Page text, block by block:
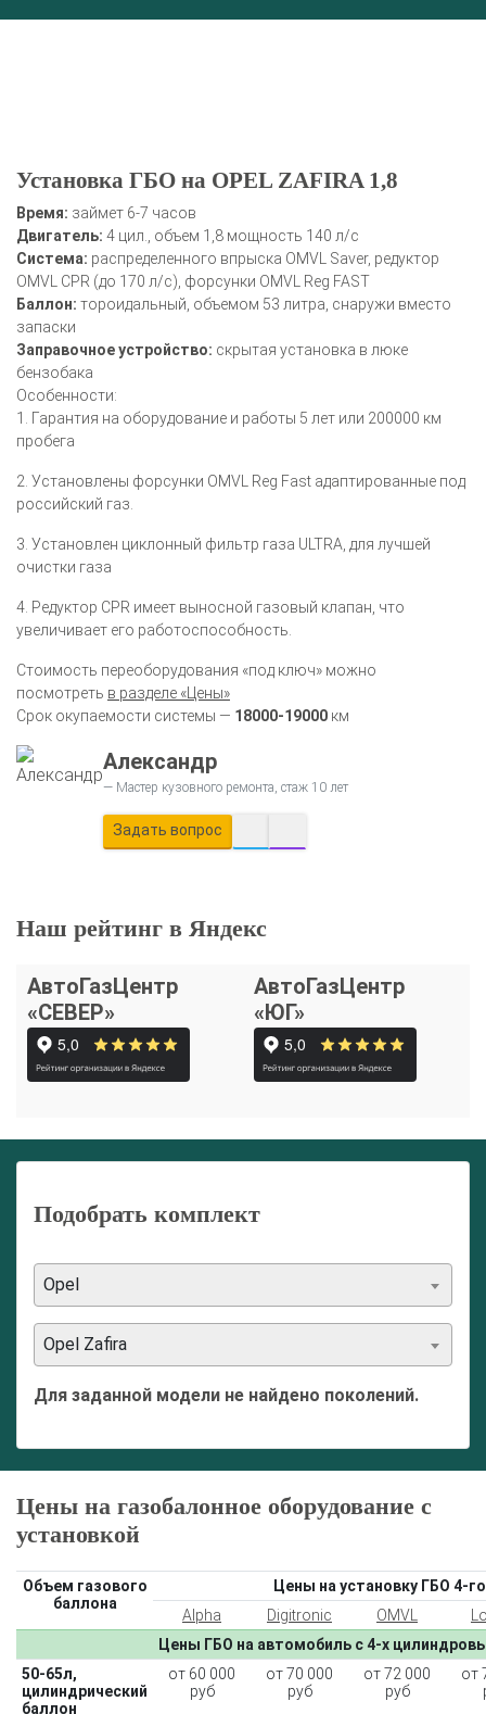
Установка ГБО на OPEL ZAFIRA 1,8
Время: займет 6-7 часов
Двигатель: 4 цил., объем 1,8 мощность 140 л/с
Система: распределенного впрыска OMVL Saver, редуктор
OMVL CPR (до 170 л/с), форсунки OMVL Reg FAST
Баллон: тороидальный, объемом 53 литра, снаружи вместо
запаски
Заправочное устройство: скрытая установка в люке
бензобака
Особенности:
1. Гарантия на оборудование и работы 5 лет или 200000 км
пробега
2. Установлены форсунки OMVL Reg Fast адаптированные под
российский газ.
3. Установлен циклонный фильтр газа ULTRA, для лучшей
очистки газа
4. Редуктор CPR имеет выносной газовый клапан, что
увеличивает его работоспособность.
Стоимость переоборудования «под ключ» можно
посмотреть в разделе «Цены»
Срок окупаемости системы — 18000-19000 км
Александр
Мастер кузовного ремонта, стаж 10 лет
Задать вопрос
Наш рейтинг в Яндекс
АвтоГазЦентр
«СЕВЕР»
АвтоГазЦентр
«ЮГ»
Подобрать комплект
Opel
Opel Zafira
Для заданной модели не найдено поколений.
Цены на газобалонное оборудование с
установкой
Объем газового
баллона
Цены на установку ГБО 4-
Alpha
Digitronic OMVL
Цены ГБО на автомобиль с 4-х
50-65л,
цилиндрический
баллон
от 60 000
руб
от 70 000
руб
от 72 000
руб
от